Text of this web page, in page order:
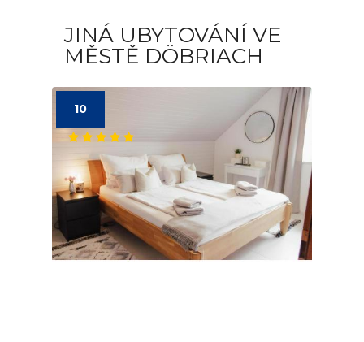
JINÁ UBYTOVÁNÍ VE
MĚSTĚ DÖBRIACH
10